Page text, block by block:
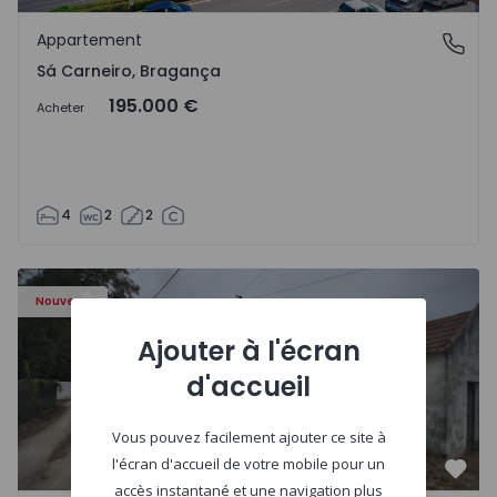
Sá Carneiro, Bragança
Appartement
Sá Carneiro, Bragança
Acheter 195.000 €
4 2 2
Nouveau
Appartement T3 Salvaterra de Magos, Marinhais -
Ajouter à l'écran
d'accueil
Vous pouvez facilement ajouter ce site à
l'écran d'accueil de votre mobile pour un
accès instantané et une navigation plus